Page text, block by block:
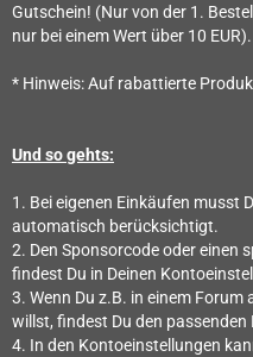
Gutschein! (Nur von der 1.
nur bei einem Wert über 10 EUR).
* Hinweis: Auf rabattierte
Und so gehts:
1. Bei eigenen Einkäufen musst
automatisch berücksichtigt.
2. Den Sponsorcode oder einen
findest Du in Deinen
3. Wenn Du z.B. in einem
willst, findest Du den
4. In den Kontoeinstellungen